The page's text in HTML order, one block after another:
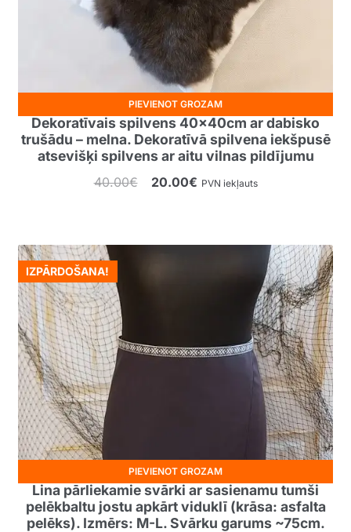
Dekoratīvais spilvens 40x40cm ar dabisko
trušādu – melna. Dekoratīvā spilvena iekšpusē
atsevišķi spilvens ar aitu vilnas pildījumu
40.00€
Original
20.00€Current
PVN iekļauts
PIEVIENOT GROZAM
Lina pārliekamie svārki ar sasienamu tumši
pelēkbaltu jostu apkārt viduklī (krāsa: asfalta
pelēks). Izmērs: M-L. Svārku garums ~75cm.
IZPĀRDOŠANA!
PIEVIENOT GROZAM